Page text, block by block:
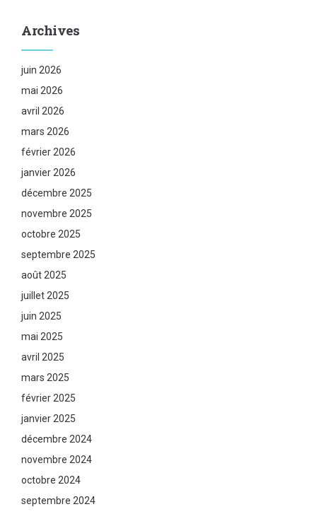
Archives
juin 2026
mai 2026
avril 2026
mars 2026
février 2026
janvier 2026
décembre 2025
novembre 2025
octobre 2025
septembre 2025
août 2025
juillet 2025
juin 2025
mai 2025
avril 2025
mars 2025
février 2025
janvier 2025
décembre 2024
novembre 2024
octobre 2024
septembre 2024